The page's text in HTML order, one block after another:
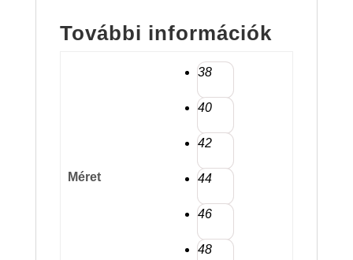
További információk
Méret
38
40
42
44
46
48